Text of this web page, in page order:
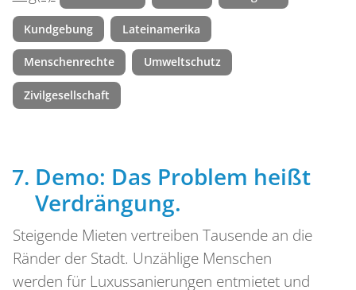
Kundgebung Lateinamerika
Menschenrechte Umweltschutz
Zivilgesellschaft
Demo: Das Problem heißt
Verdrängung.
Steigende Mieten vertreiben Tausende an die
Ränder der Stadt. Unzählige Menschen
werden für Luxussanierungen entmietet und